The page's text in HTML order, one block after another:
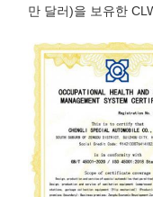
만 달러)을 보유한